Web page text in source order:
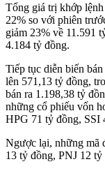
Tổng giá trị khớp
22% so với phiên
giảm 23% về 11.591
4.184 tỷ đồng.
Tiếp tục diễn biến
lên 571,13 tỷ đồng,
bán ra 1.198,38 tỷ
những cổ phiếu vốn
HPG 71 tỷ đồng,
Ngược lại, những mã
13 tỷ đồng, PNJ 12